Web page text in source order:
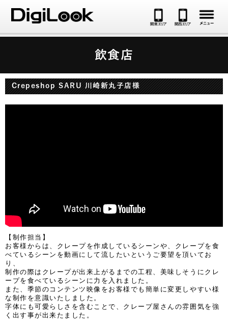
飲食店
Crepeshop SARU 川崎新丸子店様
【制作担当】
お客様からは、クレープを作成しているシーンや、クレープを食
べているシーンを動画にして流したいというご要望を頂いてお
り、
制作の際はクレープが出来上がるまでの工程、美味しそうにクレ
ープを食べているシーンに力を入れました。
また、季節のコンテンツ映像をお客様でも簡単に変更しやすい様
な制作を意識いたしました。
字体にも可愛らしさを含むことで、クレープ屋さんの雰囲気を強
く出す事が出来たました。